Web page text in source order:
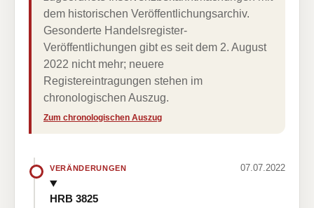
dem historischen Veröffentlichungsarchiv.
Gesonderte Handelsregister-
Veröffentlichungen gibt es seit dem 2. August
2022 nicht mehr; neuere
Registereintragungen stehen im
chronologischen Auszug.
Zum chronologischen Auszug
VERÄNDERUNGEN 07.07.2022
HRB 3825